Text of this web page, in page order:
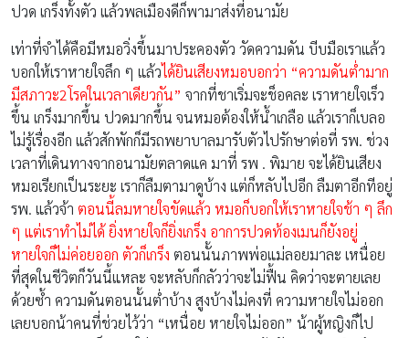
ปวด เกร็งทั้งตัว แล้วพลเมืองดีก็พามาส่งที่อนามัย
เท่าที่จำได้คือมีหมอวิ่งขึ้นมาประคองตัว วัดความดัน บีบมือเราแล้ว
บอกให้เราหายใจลึก ๆ แล้วได้ยินเสียงหมอบอกว่า “ความดันต่ำมาก
มีสภาวะ2โรคในเวลาเดียวกัน” จากที่ชาเริ่มจะช็อคละ เราหายใจเร็ว
ขึ้น เกร็งมากขึ้น ปวดมากขึ้น จนหมอต้องให้น้ำเกลือ แล้วเราก็เบลอ
ไม่รู้เรื่องอีก แล้วสักพักก็มีรถพยาบาลมารับตัวไปรักษาต่อที่ รพ. ช่วง
เวลาที่เดินทางจากอนามัยตลาดแค มาที่ รพ . พิมาย จะได้ยินเสียง
หมอเรียกเป็นระยะ เราก็ลืมตามาดูบ้าง แต่ก็หลับไปอีก ลืมตาอีกทีอยู่
รพ. แล้วจ้า ตอนนี้ลมหายใจขัดแล้ว หมอก็บอกให้เราหายใจช้า ๆ ลึก
ๆ แต่เราทำไม่ได้ ยิ่งหายใจก็ยิ่งเกร็ง อาการปวดท้องเมนก็ยังอยู่
หายใจก็ไม่ค่อยออก ตัวก็เกร็ง ตอนนั้นภาพพ่อแม่ลอยมาละ เหนื่อย
ที่สุดในชีวิตก็วันนี้แหละ จะหลับก็กลัวว่าจะไม่ฟื้น คิดว่าจะตายเลย
ด้วยซ้ำ ความดันตอนนั้นต่ำบ้าง สูงบ้างไม่คงที่ ความหายใจไม่ออก
เลยบอกน้าคนที่ช่วยไว้ว่า “เหนื่อย หายใจไม่ออก” น้าผู้หญิงก็ไป